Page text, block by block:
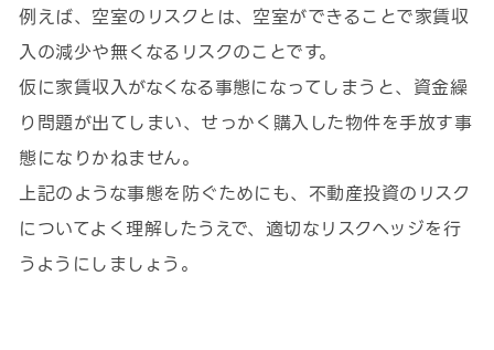
例えば、空室のリスクとは、空室ができることで家賃収
入の減少や無くなるリスクのことです。
仮に家賃収入がなくなる事態になってしまうと、資金繰
り問題が出てしまい、せっかく購入した物件を手放す事
態になりかねません。
上記のような事態を防ぐためにも、不動産投資のリスク
についてよく理解したうえで、適切なリスクヘッジを行
うようにしましょう。